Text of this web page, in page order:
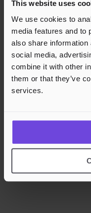
This website uses
We use cookies to
media features and to
also share
social media,
combine it with other
them or that they’ve
services.
Rask og sikker